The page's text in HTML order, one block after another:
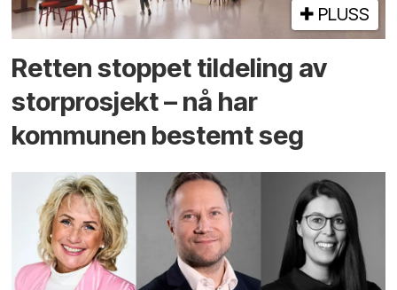
PLUSS
Retten stoppet tildeling av
storprosjekt – nå har
kommunen bestemt seg